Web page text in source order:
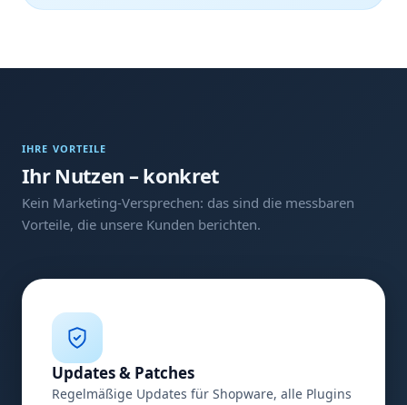
IHRE VORTEILE
Ihr Nutzen – konkret
Kein Marketing-Versprechen: das sind die messbaren
Vorteile, die unsere Kunden berichten.
Updates & Patches
Regelmäßige Updates für Shopware, alle Plugins